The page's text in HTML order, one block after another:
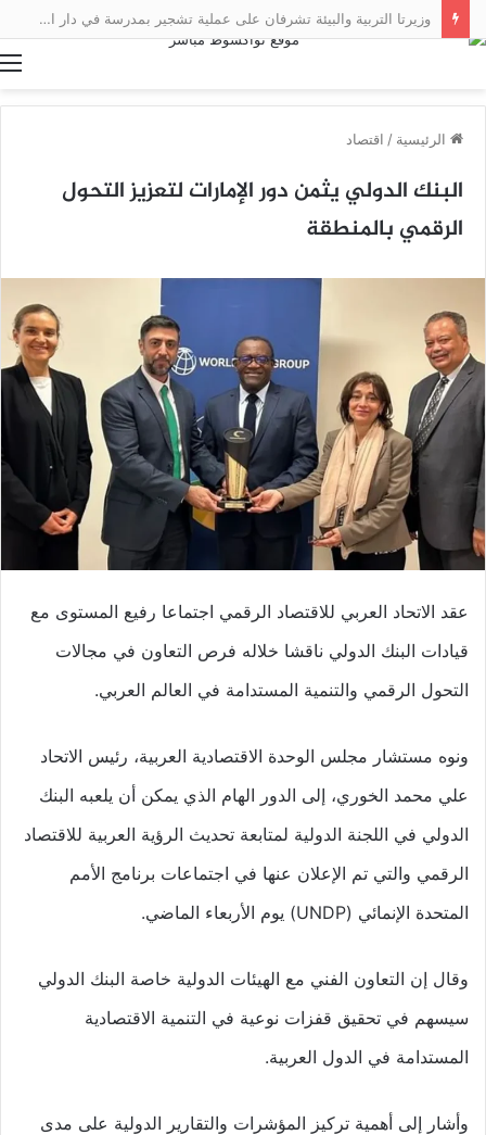
وزيرتا التربية والبيئة تشرفان على عملية تشجير بمدرسة في دار النعيم
الرئيسية / اقتصاد
البنك الدولي يثمن دور الإمارات لتعزيز التحول
الرقمي بالمنطقة
عقد الاتحاد العربي للاقتصاد الرقمي اجتماعا رفيع المستوى مع
قيادات البنك الدولي ناقشا خلاله فرص التعاون في مجالات
التحول الرقمي والتنمية المستدامة في العالم العربي.
ونوه مستشار مجلس الوحدة الاقتصادية العربية، رئيس الاتحاد
علي محمد الخوري، إلى الدور الهام الذي يمكن أن يلعبه البنك
الدولي في اللجنة الدولية لمتابعة تحديث الرؤية العربية للاقتصاد
الرقمي والتي تم الإعلان عنها في اجتماعات برنامج الأمم
المتحدة الإنمائي (UNDP) يوم الأربعاء الماضي.
وقال إن التعاون الفني مع الهيئات الدولية خاصة البنك الدولي
سيسهم في تحقيق قفزات نوعية في التنمية الاقتصادية
المستدامة في الدول العربية.
وأشار إلى أهمية تركيز المؤشرات والتقارير الدولية على مدى